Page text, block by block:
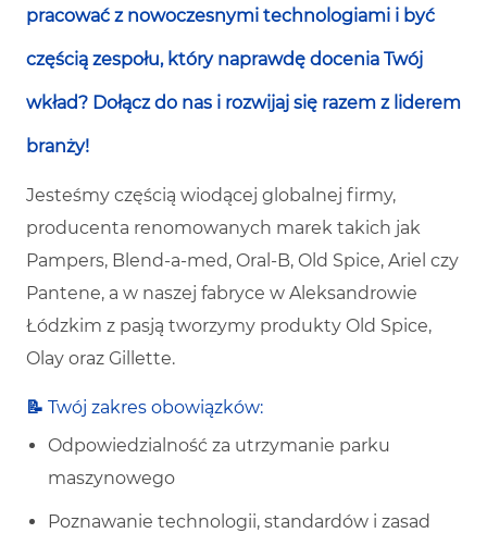
pracować z nowoczesnymi technologiami i być
częścią zespołu, który naprawdę docenia Twój
wkład? Dołącz do nas i rozwijaj się razem z liderem
branży!
Jesteśmy częścią wiodącej globalnej firmy,
producenta renomowanych marek takich jak
Pampers, Blend-a-med, Oral-B, Old Spice, Ariel czy
Pantene, a w naszej fabryce w Aleksandrowie
Łódzkim z pasją tworzymy produkty Old Spice,
Olay oraz Gillette.
📝 Twój zakres obowiązków:
Odpowiedzialność za utrzymanie parku
maszynowego
Poznawanie technologii, standardów i zasad